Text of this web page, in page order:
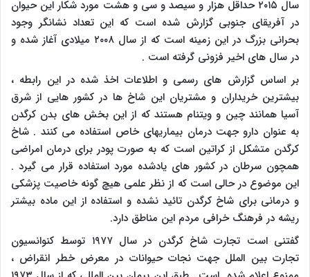
سال ۲۰۱۵ حداقل هزار و سیصد و سی و هشت مورد شکار این حیوان
در آفریقای جنوبی گزارش شده است که این تعداد نشانگر وجود
بحرانی بزرگ در این زمینه است که از سال ۲۰۰۸ میلادی آغاز شده و
در سال های اخیر فزونی گرفته است .
بر اساس گزارش های رسمی و اطلاعات اخذ شده در این رابطه ،
بیشترین خریداران و مشتریان این شاخ ها در کشور هایی از شرق
آسیا همانند چین و ویتنام هستند که از این بخش های بدن کرگدن
به عنوان دارو جهت درمان بیماریهای خاص استفاده می کنند . شاخ
کرگدن متشکل از کراتین است که به صورت پودر برای درمان امراضی
همچون سرطان در کشور های یادشده مورد استفاده قرار می گیرد .
این موضوع در حالی است که از نظر علمی هیچ گونه خاصیت پزشکی
و درمانی برای شاخ کرگدن تائید نشده و استفاده از این ماده بیشتر
ریشه در فرهنگ خرافی مردم این مناطق دارد.
گفتنی است تجارت شاخ کرگدن در سال ۱۹۷۷ توسط کنوانسیون
تجارت بین الملل جهت نجات حیوانات در معرض خطر انقراض ،